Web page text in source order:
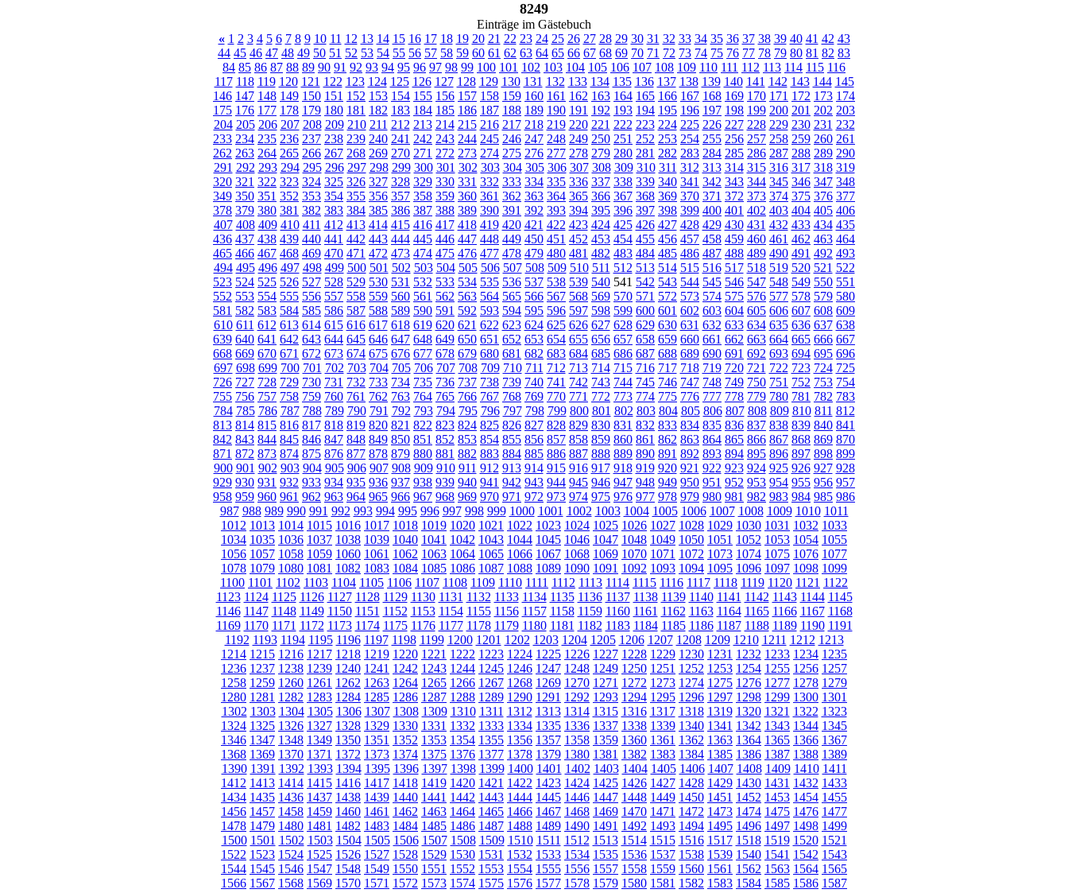
8249
Einträge im Gästebuch
« 1 2 3 4 5 6 7 8 9 10 11 12 13 14 15 16 17 18 19 20 21 22 23 24 25 26 27 28 29 30 31 32 33 34 35 36 37 38 39 40 41 42 43
44 45 46 47 48 49 50 51 52 53 54 55 56 57 58 59 60 61 62 63 64 65 66 67 68 69 70 71 72 73 74 75 76 77 78 79 80 81 82 83
84 85 86 87 88 89 90 91 92 93 94 95 96 97 98 99 100 101 102 103 104 105 106 107 108 109 110 111 112 113 114 115 116
117 118 119 120 121 122 123 124 125 126 127 128 129 130 131 132 133 134 135 136 137 138 139 140 141 142 143 144 145
146 147 148 149 150 151 152 153 154 155 156 157 158 159 160 161 162 163 164 165 166 167 168 169 170 171 172 173 174
175 176 177 178 179 180 181 182 183 184 185 186 187 188 189 190 191 192 193 194 195 196 197 198 199 200 201 202 203
204 205 206 207 208 209 210 211 212 213 214 215 216 217 218 219 220 221 222 223 224 225 226 227 228 229 230 231 232
233 234 235 236 237 238 239 240 241 242 243 244 245 246 247 248 249 250 251 252 253 254 255 256 257 258 259 260 261
262 263 264 265 266 267 268 269 270 271 272 273 274 275 276 277 278 279 280 281 282 283 284 285 286 287 288 289 290
291 292 293 294 295 296 297 298 299 300 301 302 303 304 305 306 307 308 309 310 311 312 313 314 315 316 317 318 319
320 321 322 323 324 325 326 327 328 329 330 331 332 333 334 335 336 337 338 339 340 341 342 343 344 345 346 347 348
349 350 351 352 353 354 355 356 357 358 359 360 361 362 363 364 365 366 367 368 369 370 371 372 373 374 375 376 377
378 379 380 381 382 383 384 385 386 387 388 389 390 391 392 393 394 395 396 397 398 399 400 401 402 403 404 405 406
407 408 409 410 411 412 413 414 415 416 417 418 419 420 421 422 423 424 425 426 427 428 429 430 431 432 433 434 435
436 437 438 439 440 441 442 443 444 445 446 447 448 449 450 451 452 453 454 455 456 457 458 459 460 461 462 463 464
465 466 467 468 469 470 471 472 473 474 475 476 477 478 479 480 481 482 483 484 485 486 487 488 489 490 491 492 493
494 495 496 497 498 499 500 501 502 503 504 505 506 507 508 509 510 511 512 513 514 515 516 517 518 519 520 521 522
523 524 525 526 527 528 529 530 531 532 533 534 535 536 537 538 539 540 541 542 543 544 545 546 547 548 549 550 551
552 553 554 555 556 557 558 559 560 561 562 563 564 565 566 567 568 569 570 571 572 573 574 575 576 577 578 579 580
581 582 583 584 585 586 587 588 589 590 591 592 593 594 595 596 597 598 599 600 601 602 603 604 605 606 607 608 609
610 611 612 613 614 615 616 617 618 619 620 621 622 623 624 625 626 627 628 629 630 631 632 633 634 635 636 637 638
639 640 641 642 643 644 645 646 647 648 649 650 651 652 653 654 655 656 657 658 659 660 661 662 663 664 665 666 667
668 669 670 671 672 673 674 675 676 677 678 679 680 681 682 683 684 685 686 687 688 689 690 691 692 693 694 695 696
697 698 699 700 701 702 703 704 705 706 707 708 709 710 711 712 713 714 715 716 717 718 719 720 721 722 723 724 725
726 727 728 729 730 731 732 733 734 735 736 737 738 739 740 741 742 743 744 745 746 747 748 749 750 751 752 753 754
755 756 757 758 759 760 761 762 763 764 765 766 767 768 769 770 771 772 773 774 775 776 777 778 779 780 781 782 783
784 785 786 787 788 789 790 791 792 793 794 795 796 797 798 799 800 801 802 803 804 805 806 807 808 809 810 811 812
813 814 815 816 817 818 819 820 821 822 823 824 825 826 827 828 829 830 831 832 833 834 835 836 837 838 839 840 841
842 843 844 845 846 847 848 849 850 851 852 853 854 855 856 857 858 859 860 861 862 863 864 865 866 867 868 869 870
871 872 873 874 875 876 877 878 879 880 881 882 883 884 885 886 887 888 889 890 891 892 893 894 895 896 897 898 899
900 901 902 903 904 905 906 907 908 909 910 911 912 913 914 915 916 917 918 919 920 921 922 923 924 925 926 927 928
929 930 931 932 933 934 935 936 937 938 939 940 941 942 943 944 945 946 947 948 949 950 951 952 953 954 955 956 957
958 959 960 961 962 963 964 965 966 967 968 969 970 971 972 973 974 975 976 977 978 979 980 981 982 983 984 985 986
987 988 989 990 991 992 993 994 995 996 997 998 999 1000 1001 1002 1003 1004 1005 1006 1007 1008 1009 1010 1011
1012 1013 1014 1015 1016 1017 1018 1019 1020 1021 1022 1023 1024 1025 1026 1027 1028 1029 1030 1031 1032 1033
1034 1035 1036 1037 1038 1039 1040 1041 1042 1043 1044 1045 1046 1047 1048 1049 1050 1051 1052 1053 1054 1055
1056 1057 1058 1059 1060 1061 1062 1063 1064 1065 1066 1067 1068 1069 1070 1071 1072 1073 1074 1075 1076 1077
1078 1079 1080 1081 1082 1083 1084 1085 1086 1087 1088 1089 1090 1091 1092 1093 1094 1095 1096 1097 1098 1099
1100 1101 1102 1103 1104 1105 1106 1107 1108 1109 1110 1111 1112 1113 1114 1115 1116 1117 1118 1119 1120 1121 1122
1123 1124 1125 1126 1127 1128 1129 1130 1131 1132 1133 1134 1135 1136 1137 1138 1139 1140 1141 1142 1143 1144 1145
1146 1147 1148 1149 1150 1151 1152 1153 1154 1155 1156 1157 1158 1159 1160 1161 1162 1163 1164 1165 1166 1167 1168
1169 1170 1171 1172 1173 1174 1175 1176 1177 1178 1179 1180 1181 1182 1183 1184 1185 1186 1187 1188 1189 1190 1191
1192 1193 1194 1195 1196 1197 1198 1199 1200 1201 1202 1203 1204 1205 1206 1207 1208 1209 1210 1211 1212 1213
1214 1215 1216 1217 1218 1219 1220 1221 1222 1223 1224 1225 1226 1227 1228 1229 1230 1231 1232 1233 1234 1235
1236 1237 1238 1239 1240 1241 1242 1243 1244 1245 1246 1247 1248 1249 1250 1251 1252 1253 1254 1255 1256 1257
1258 1259 1260 1261 1262 1263 1264 1265 1266 1267 1268 1269 1270 1271 1272 1273 1274 1275 1276 1277 1278 1279
1280 1281 1282 1283 1284 1285 1286 1287 1288 1289 1290 1291 1292 1293 1294 1295 1296 1297 1298 1299 1300 1301
1302 1303 1304 1305 1306 1307 1308 1309 1310 1311 1312 1313 1314 1315 1316 1317 1318 1319 1320 1321 1322 1323
1324 1325 1326 1327 1328 1329 1330 1331 1332 1333 1334 1335 1336 1337 1338 1339 1340 1341 1342 1343 1344 1345
1346 1347 1348 1349 1350 1351 1352 1353 1354 1355 1356 1357 1358 1359 1360 1361 1362 1363 1364 1365 1366 1367
1368 1369 1370 1371 1372 1373 1374 1375 1376 1377 1378 1379 1380 1381 1382 1383 1384 1385 1386 1387 1388 1389
1390 1391 1392 1393 1394 1395 1396 1397 1398 1399 1400 1401 1402 1403 1404 1405 1406 1407 1408 1409 1410 1411
1412 1413 1414 1415 1416 1417 1418 1419 1420 1421 1422 1423 1424 1425 1426 1427 1428 1429 1430 1431 1432 1433
1434 1435 1436 1437 1438 1439 1440 1441 1442 1443 1444 1445 1446 1447 1448 1449 1450 1451 1452 1453 1454 1455
1456 1457 1458 1459 1460 1461 1462 1463 1464 1465 1466 1467 1468 1469 1470 1471 1472 1473 1474 1475 1476 1477
1478 1479 1480 1481 1482 1483 1484 1485 1486 1487 1488 1489 1490 1491 1492 1493 1494 1495 1496 1497 1498 1499
1500 1501 1502 1503 1504 1505 1506 1507 1508 1509 1510 1511 1512 1513 1514 1515 1516 1517 1518 1519 1520 1521
1522 1523 1524 1525 1526 1527 1528 1529 1530 1531 1532 1533 1534 1535 1536 1537 1538 1539 1540 1541 1542 1543
1544 1545 1546 1547 1548 1549 1550 1551 1552 1553 1554 1555 1556 1557 1558 1559 1560 1561 1562 1563 1564 1565
1566 1567 1568 1569 1570 1571 1572 1573 1574 1575 1576 1577 1578 1579 1580 1581 1582 1583 1584 1585 1586 1587